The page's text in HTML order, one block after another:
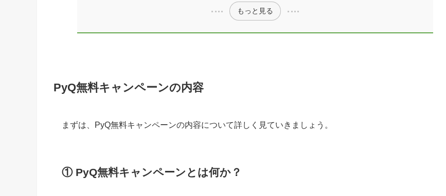
もっと見る
PyQ無料キャンペーンの内容
まずは、PyQ無料キャンペーンの内容について詳しく見ていきましょう。
① PyQ無料キャンペーンとは何か？